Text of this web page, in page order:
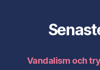
Vandalism och